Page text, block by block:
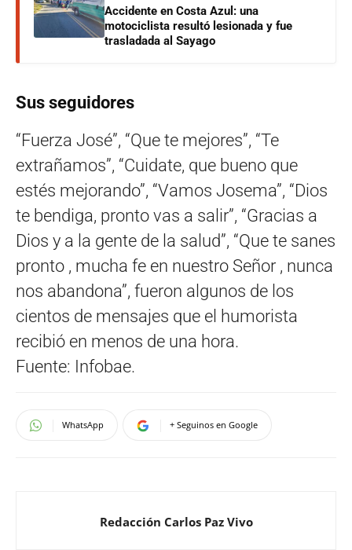
Accidente en Costa Azul: una
motociclista resultó lesionada y fue
trasladada al Sayago
Sus seguidores
“Fuerza José”, “Que te mejores”, “Te
extrañamos”, “Cuidate, que bueno que
estés mejorando”, “Vamos Josema”, “Dios
te bendiga, pronto vas a salir”, “Gracias a
Dios y a la gente de la salud”, “Que te sanes
pronto , mucha fe en nuestro Señor , nunca
nos abandona”, fueron algunos de los
cientos de mensajes que el humorista
recibió en menos de una hora.
Fuente: Infobae.
WhatsApp + Seguinos en Google
Redacción Carlos Paz Vivo